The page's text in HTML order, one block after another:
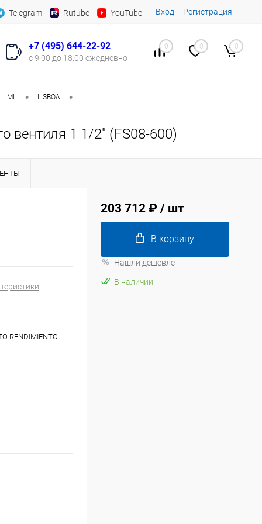
Telegram Rutube YouTube Вход Регистрация
+7 (495) 644-22-92
с 9:00 до 18:00 ежедневно
0 0 0
IML • LISBOA •
вентиля 1 1/2" (FS08-600)
RENDIMIENTO
203 712 ₽ / шт
В корзину
Нашли дешевле
В наличии